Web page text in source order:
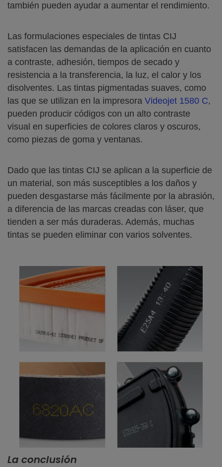
también pueden ayudar a aumentar el rendimiento.
Las formulaciones especiales de tintas CIJ
satisfacen las demandas de la aplicación en cuanto
a contraste, adhesión, tiempos de secado y
resistencia a la transferencia, la luz, el calor y los
disolventes. Las tintas pigmentadas suaves, como
las que se utilizan en la impresora Videojet 1580 C,
pueden producir códigos con un alto contraste
visual en superficies de colores claros y oscuros,
como piezas de goma y ventanas.
Dado que las tintas CIJ se aplican a la superficie de
un material, son más susceptibles a los daños y
pueden desgastarse más fácilmente por la abrasión,
a diferencia de las marcas creadas con láser, que
tienden a ser más duraderas. Además, muchas
tintas se pueden eliminar con varios solventes.
La conclusión